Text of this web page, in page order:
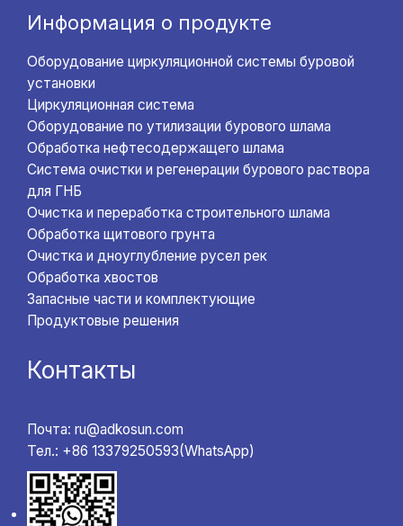
Информация о продукте
Оборудование циркуляционной системы буровой
установки
Циркуляционная система
Оборудование по утилизации бурового шлама
Обработка нефтесодержащего шлама
Система очистки и регенерации бурового раствора
для ГНБ
Очистка и переработка строительного шлама
Обработка щитового грунта
Очистка и дноуглубление русел рек
Обработка хвостов
Запасные части и комплектующие
Продуктовые решения
Контакты
Почта: ru@adkosun.com
Тел.: +86 13379250593(WhatsApp)